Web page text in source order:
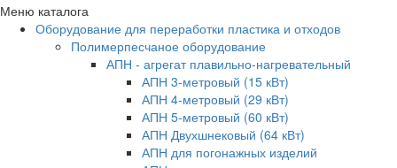
Меню каталога
Оборудование для переработки пластика и отходов
Полимерпесчаное оборудование
АПН - агрегат плавильно-нагревательный
АПН 3-метровый (15 кВт)
АПН 4-метровый (29 кВт)
АПН 5-метровый (60 кВт)
АПН Двухшнековый (64 кВт)
АПН для погонажных изделий